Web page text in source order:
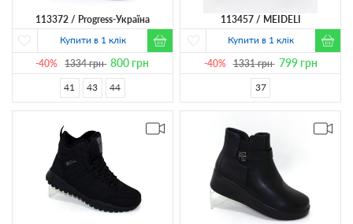
113372
Progress-Україна
Купити в 1 клік
-40% 1334грн 800 грн
41 43 44
113457
MEIDELI
Купити в 1 клік
-40% 1331грн 799грн
37